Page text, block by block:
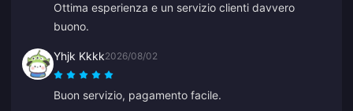
Ottima esperienza e un servizio clienti davvero
buono.
Yhjk Kkkk2026/08/02
Buon servizio, pagamento facile.